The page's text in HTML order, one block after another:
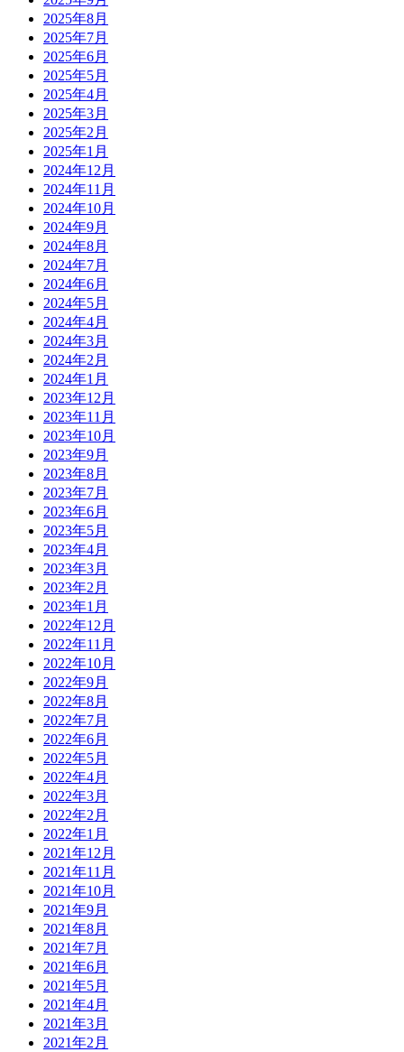
2025年8月
2025年7月
2025年6月
2025年5月
2025年4月
2025年3月
2025年2月
2025年1月
2024年12月
2024年11月
2024年10月
2024年9月
2024年8月
2024年7月
2024年6月
2024年5月
2024年4月
2024年3月
2024年2月
2024年1月
2023年12月
2023年11月
2023年10月
2023年9月
2023年8月
2023年7月
2023年6月
2023年5月
2023年4月
2023年3月
2023年2月
2023年1月
2022年12月
2022年11月
2022年10月
2022年9月
2022年8月
2022年7月
2022年6月
2022年5月
2022年4月
2022年3月
2022年2月
2022年1月
2021年12月
2021年11月
2021年10月
2021年9月
2021年8月
2021年7月
2021年6月
2021年5月
2021年4月
2021年3月
2021年2月